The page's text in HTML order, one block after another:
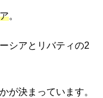
。
シアとリバティの2
が決まっています。